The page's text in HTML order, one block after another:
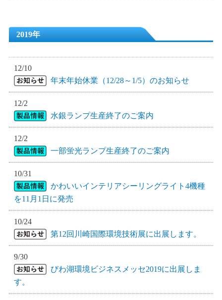
2019年
12/10
年末年始休業（12/28～1/5）のお知らせ
12/2
水銀ランプ生産終了のご案内
12/2
一部蛍光ランプ生産終了のご案内
10/31
かわいいインテリアシーリングライト4機種
を11月1日に発売
10/24
第12回川崎国際環境技術展に出展します。
9/30
びわ湖環境ビジネスメッセ2019に出展しま
す。